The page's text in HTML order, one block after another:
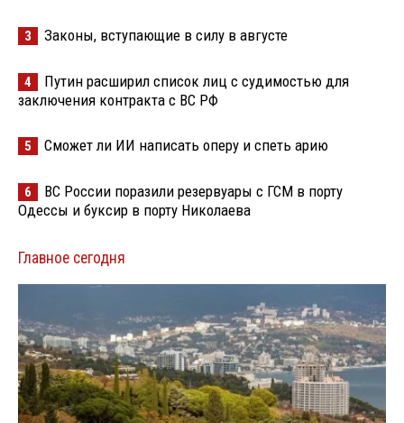
3 Законы, вступающие в силу в августе
4
Путин расширил список лиц с судимостью для
заключения контракта с ВС РФ
5 Сможет ли ИИ написать оперу и спеть арию
6
ВС России поразили резервуары с ГСМ в порту
Одессы и буксир в порту Николаева
Главное сегодня